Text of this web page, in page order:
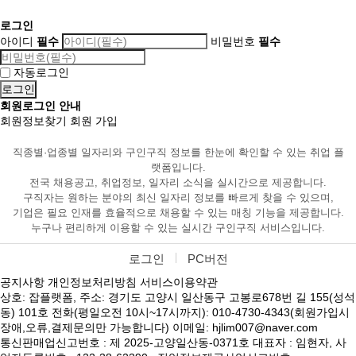
로그인
아이디 필수 비밀번호 필수
자동로그인
회원로그인 안내
회원정보찾기 회원 가입
직종별·업종별 일자리와 구인구직 정보를 한눈에 확인할 수 있는 취업 플
랫폼입니다.
전국 채용공고, 취업정보, 일자리 소식을 실시간으로 제공합니다.
구직자는 원하는 분야의 최신 일자리 정보를 빠르게 찾을 수 있으며,
기업은 필요 인재를 효율적으로 채용할 수 있는 매칭 기능을 제공합니다.
누구나 편리하게 이용할 수 있는 실시간 구인구직 서비스입니다.
로그인 PC버전
공지사항 개인정보처리방침 서비스이용약관
상호: 잡플랫폼, 주소: 경기도 고양시 일산동구 고봉로678번 길 155(성석
동) 101호 전화(평일오전 10시~17시까지): 010-4730-4343(회원가입시
장애,오류,결제문의만 가능합니다) 이메일: hjlim007@naver.com
통신판매업신고번호 : 제 2025-고양일산동-0371호 대표자 : 임현자, 사